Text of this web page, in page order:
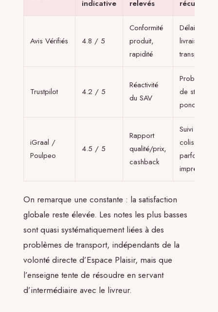
indicative
relevés
récurrents
Avis Vérifiés 4.8 / 5
Conformité
produit,
rapidité
Délais de
livraison
transporteur
Trustpilot 4.2 / 5
Réactivité
du SAV
Problèmes
de stock
ponctuels
iGraal /
Poulpeo
4.5 / 5
Rapport
qualité/prix,
cashback
Suivi de
colis
parfois
imprécis
On remarque une constante : la satisfaction
globale reste élevée. Les notes les plus basses
sont quasi systématiquement liées à des
problèmes de transport, indépendants de la
volonté directe d’Espace Plaisir, mais que
l’enseigne tente de résoudre en servant
d’intermédiaire avec le livreur.